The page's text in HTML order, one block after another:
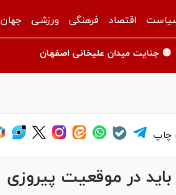
اقتصاد فرهنگی ورزشی جهان
🟡 جنایت میدان علیخانی اصفهان
چاپ
باید در موقعیت پیروزی